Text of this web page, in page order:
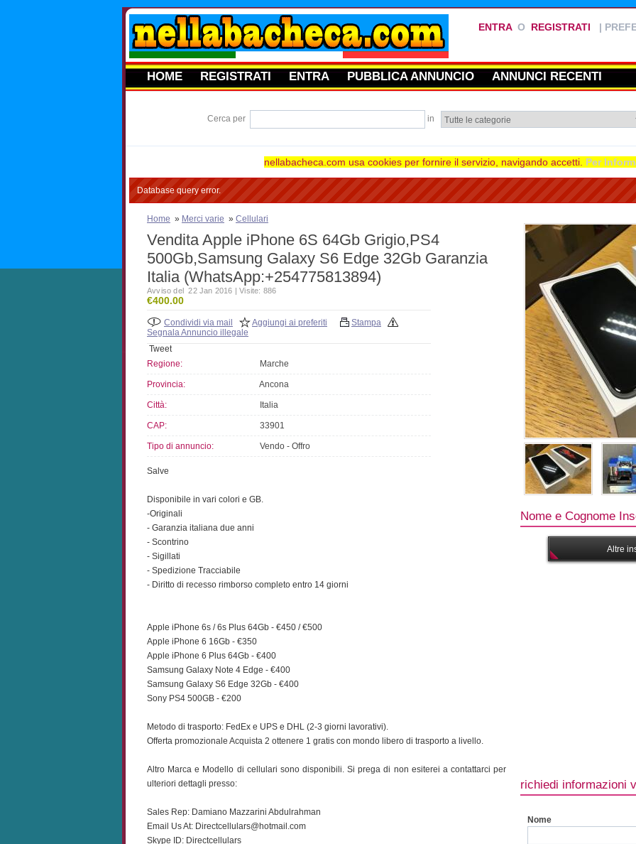
ENTRAO REGISTRATI |
HOME REGISTRATI ENTRA PUBBLICA ANNUNCIO ANNUNCI RECENTI
Cerca per in
nellabacheca.com usa cookies per fornire il servizio, navigando accetti. Per
Database query error.
Home » Merci varie » Cellulari
Vendita Apple iPhone 6S 64Gb Grigio,PS4
500Gb,Samsung Galaxy S6 Edge 32Gb Garanzia
Italia (WhatsApp:+254775813894)
Avviso del 22 Jan 2016 | Visite: 886
€400.00
Condividi via mail Aggiungi ai preferiti
Stampa
Segnala Annuncio illegale
Tweet
Regione:
Marche
Provincia: Ancona
Città: Italia
CAP: 33901
Tipo di annuncio: Vendo - Offro
Salve
Disponibile in vari colori e GB.
-Originali
- Garanzia italiana due anni
- Scontrino
- Sigillati
- Spedizione Tracciabile
- Diritto di recesso rimborso completo entro 14 giorni
Apple iPhone 6s / 6s Plus 64Gb - €450 / €500
Apple iPhone 6 16Gb - €350
Apple iPhone 6 Plus 64Gb - €400
Samsung Galaxy Note 4 Edge - €400
Samsung Galaxy S6 Edge 32Gb - €400
Sony PS4 500GB - €200
Metodo di trasporto: FedEx e UPS e DHL (2-3 giorni lavorativi).
Offerta promozionale Acquista 2 ottenere 1 gratis con mondo libero di trasporto a livello.
Altro Marca e Modello di cellulari sono disponibili. Si prega di non esiterei a contattarci per
ulteriori dettagli presso:
Sales Rep: Damiano Mazzarini Abdulrahman
Email Us At: Directcellulars@hotmail.com
Skype ID: Directcellulars
Nome e Cognome
Altre
richiedi informazioni
Nome